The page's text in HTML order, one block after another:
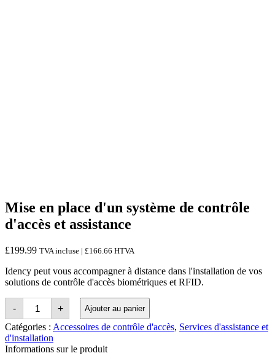
Mise en place d'un système de contrôle
d'accès et assistance
£199.99 TVA incluse | £166.66 HTVA
Idency peut vous accompagner à distance dans l'installation de vos
solutions de contrôle d'accès biométriques et RFID.
-
Quantité
Access
Control
System
Set-
up
+ Ajouter au panier
Catégories : Accessoires de contrôle d'accès, Services d'assistance et
d'installation
Informations sur le produit